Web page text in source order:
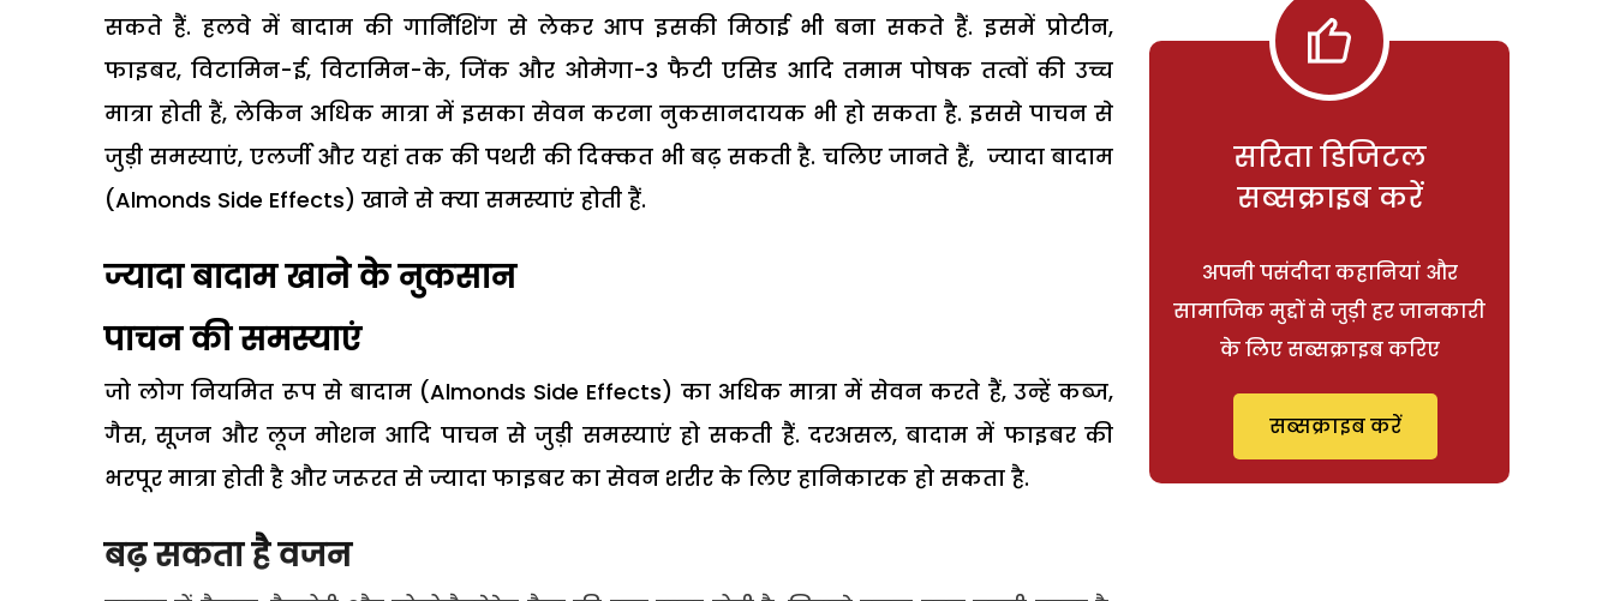
सकते हैं. हलवे में बादाम की गार्निशिंग से लेकर आप इसकी मिठाई भी बना सकते हैं. इसमें प्रोटीन,
फाइबर, विटामिन-ई, विटामिन-के, जिंक और ओमेगा-3 फैटी एसिड आदि तमाम पोषक तत्वों की उच्च
मात्रा होती हैं, लेकिन अधिक मात्रा में इसका सेवन करना नुकसानदायक भी हो सकता है. इससे पाचन से
जुड़ी समस्याएं, एलर्जी और यहां तक की पथरी की दिक्कत भी बढ़ सकती है. चलिए जानते हैं, ज्यादा बादाम
(Almonds Side Effects) खाने से क्या समस्याएं होती हैं.
ज्यादा बादाम खाने के नुकसान
पाचन की समस्याएं
जो लोग नियमित रूप से बादाम (Almonds Side Effects) का अधिक मात्रा में सेवन करते हैं, उन्हें कब्ज,
गैस, सूजन और लूज मोशन आदि पाचन से जुड़ी समस्याएं हो सकती हैं. दरअसल, बादाम में फाइबर की
भरपूर मात्रा होती है और जरूरत से ज्यादा फाइबर का सेवन शरीर के लिए हानिकारक हो सकता है.
बढ़ सकता है वजन
सरिता डिजिटल
सब्सक्राइब करें
अपनी पसंदीदा कहानियां और
सामाजिक मुद्दों से जुड़ी हर जानकारी
के लिए सब्सक्राइब करिए
सब्सक्राइब करें